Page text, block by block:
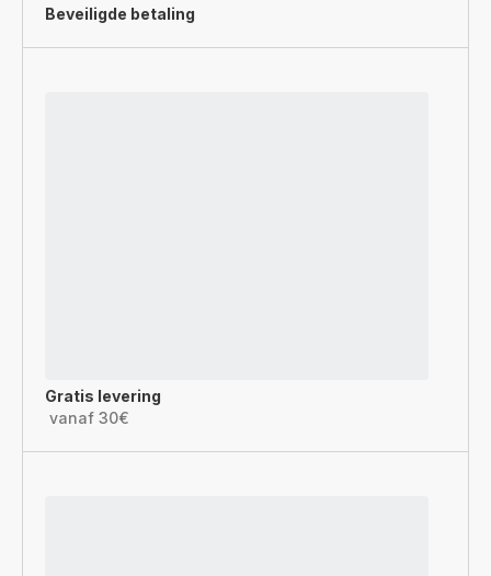
Beveiligde betaling
Gratis levering
vanaf 30€